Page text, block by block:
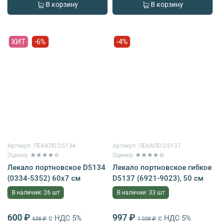
В корзину В корзину
ХИТ -6%
Артикул: ЛЕКАЛО.D5134
Оценка: ★★★★☆
Лекало портновское D5134
(0334-5352) 60х7 см
В наличии: 26 шт
600 ₽ 638 ₽ с НДС 5%
-4%
Артикул: ЛЕКАЛО.D5137
Оценка: ★★★★☆
Лекало портновское гибкое
D5137 (6921-9023), 50 см
В наличии: 33 шт
997 ₽ 1 038 ₽ с НДС 5%